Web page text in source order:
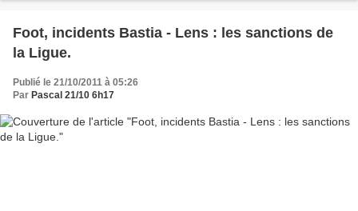
Foot, incidents Bastia - Lens : les sanctions de
la Ligue.
Publié le 21/10/2011 à 05:26
Par Pascal 21/10 6h17